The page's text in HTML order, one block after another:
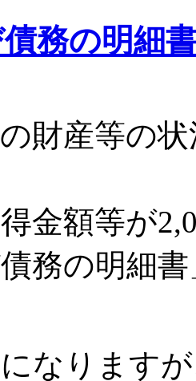
債務の明
財産等の
金額等が
債務の明細
なります